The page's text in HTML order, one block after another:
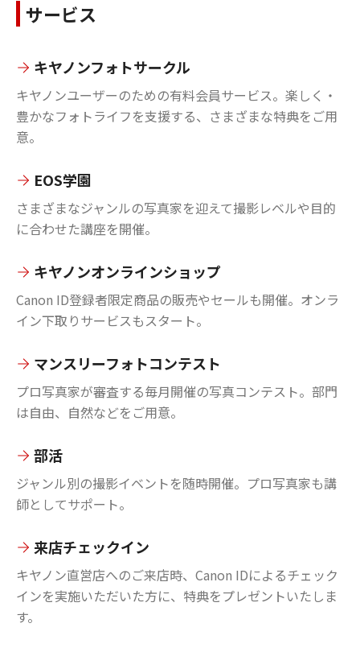
サービス
キヤノンフォトサークル
キヤノンユーザーのための有料会員サービス。楽しく・
豊かなフォトライフを支援する、さまざまな特典をご用
意。
EOS学園
さまざまなジャンルの写真家を迎えて撮影レベルや目的
に合わせた講座を開催。
キヤノンオンラインショップ
Canon ID登録者限定商品の販売やセールも開催。オンラ
イン下取りサービスもスタート。
マンスリーフォトコンテスト
プロ写真家が審査する毎月開催の写真コンテスト。部門
は自由、自然などをご用意。
部活
ジャンル別の撮影イベントを随時開催。プロ写真家も講
師としてサポート。
来店チェックイン
キヤノン直営店へのご来店時、Canon IDによるチェック
インを実施いただいた方に、特典をプレゼントいたしま
す。